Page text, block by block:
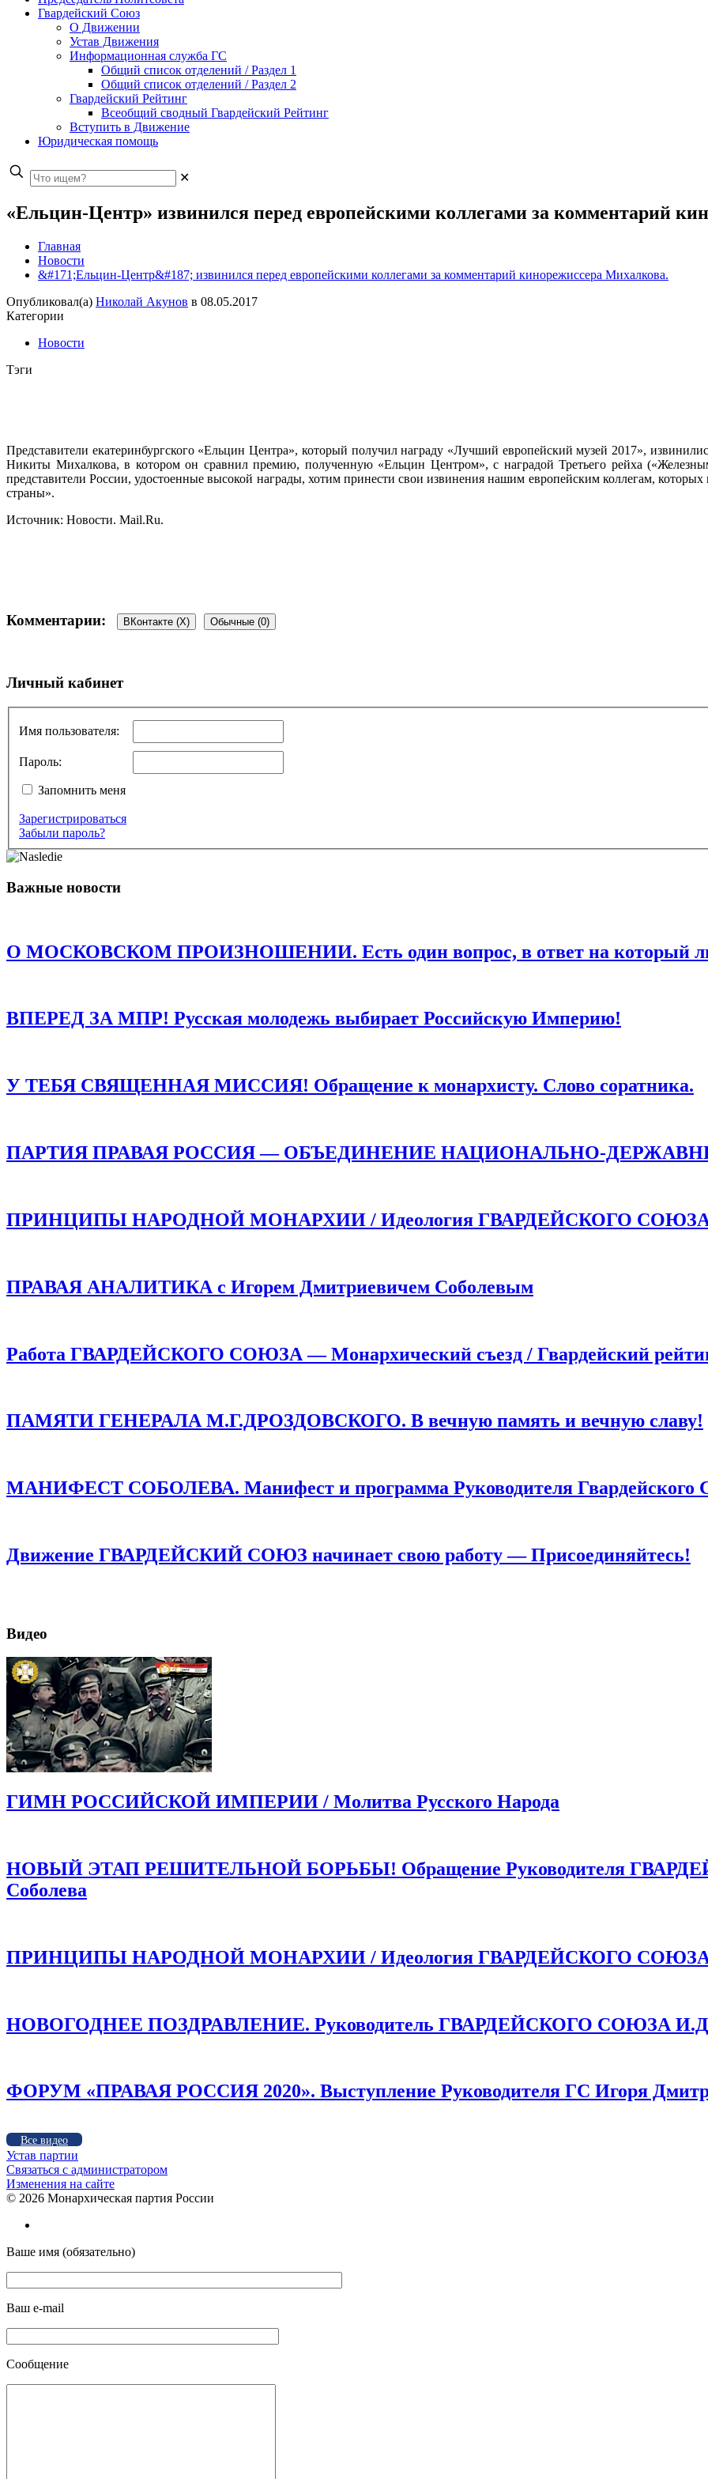
Гвардейский Союз
О Движении
Устав Движения
Информационная служба ГС
Общий список отделений / Раздел 1
Общий список отделений / Раздел 2
Гвардейский Рейтинг
Всеобщий сводный Гвардейский Рейтинг
Вступить в Движение
Юридическая помощь
✕
«Ельцин-Центр» извинился перед европейскими коллегами за комментарий
Главная
Новости
&#171;Ельцин-Центр&#187; извинился перед европейскими коллегами за комментарий кинорежиссера Михалкова.
Опубликовал(а) Николай Акунов в 08.05.2017
Категории
Новости
Тэги
Представители екатеринбургского «Ельцин Центра», который получил награду «Лучший европейский музей 2017»,
Никиты Михалкова, в котором он сравнил премию, полученную «Ельцин Центром», с наградой Третьего рейха
представители России, удостоенные высокой награды, хотим принести свои извинения нашим европейским коллегам,
страны».
Источник: Новости. Mail.Ru.
Комментарии: ВКонтакте (X) Обычные (0)
Добавить комментарий
Комментарий*
Имя*
Email*
Сохранить моё имя, email и адрес сайта в этом браузере для последующих моих комментариев.
Личный кабинет
Имя пользователя:
Пароль:
Запомнить меня
Зарегистрироваться
Забыли пароль?
Важные новости
О МОСКОВСКОМ ПРОИЗНОШЕНИИ. Есть один вопрос, в ответ на который
ВПЕРЕД ЗА МПР! Русская молодежь выбирает Российскую Империю!
У ТЕБЯ СВЯЩЕННАЯ МИССИЯ! Обращение к монархисту. Слово соратника.
ПАРТИЯ ПРАВАЯ РОССИЯ — ОБЪЕДИНЕНИЕ НАЦИОНАЛЬНО-
ПРИНЦИПЫ НАРОДНОЙ МОНАРХИИ / Идеология ГВАРДЕЙСКОГО
ПРАВАЯ АНАЛИТИКА с Игорем Дмитриевичем Соболевым
Работа ГВАРДЕЙСКОГО СОЮЗА — Монархический съезд / Гвардейский
ПАМЯТИ ГЕНЕРАЛА М.Г.ДРОЗДОВСКОГО. В вечную память и вечную славу!
МАНИФЕСТ СОБОЛЕВА. Манифест и программа Руководителя Гвардейского
Движение ГВАРДЕЙСКИЙ СОЮЗ начинает свою работу — Присоединяйтесь!
Видео
ГИМН РОССИЙСКОЙ ИМПЕРИИ / Молитва Русского Народа
НОВЫЙ ЭТАП РЕШИТЕЛЬНОЙ БОРЬБЫ! Обращение Руководителя
Соболева
ПРИНЦИПЫ НАРОДНОЙ МОНАРХИИ / Идеология ГВАРДЕЙСКОГО
НОВОГОДНЕЕ ПОЗДРАВЛЕНИЕ. Руководитель ГВАРДЕЙСКОГО СОЮЗА
ФОРУМ «ПРАВАЯ РОССИЯ 2020». Выступление Руководителя ГС Игоря
Все видео
Устав партии
Связаться с администратором
Изменения на сайте
© 2026 Монархическая партия России
Ваше имя (обязательно)
Ваш e-mail
Сообщение